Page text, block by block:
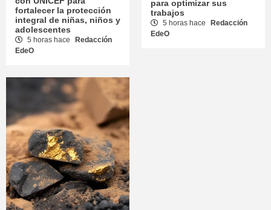
fortalecer la protección
integral de niñas, niños y
adolescentes
5 horas hace
Redacción
EdeO
para optimizar sus
trabajos
5 horas hace
Redacción
EdeO